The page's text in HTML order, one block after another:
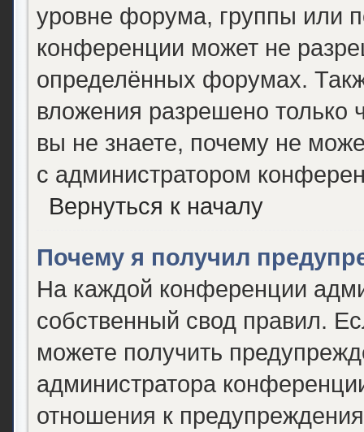
уровне форума, группы или
конференции может не
определённых форумах.
вложения разрешено только
вы не знаете, почему не
с администратором
Вернуться к началу
Почему я получил
На каждой конференции
собственный свод правил.
можете получить
администратора
отношения к